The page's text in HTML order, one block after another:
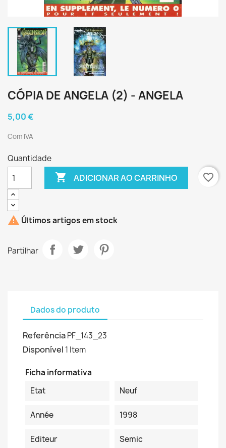
CÓPIA DE ANGELA (2) - ANGELA
5,00 €
Com IVA
Quantidade
 ADICIONAR AO CARRINHO favorite_border
 Últimos artigos em stock
Partilhar
Dados do produto
ReferênciaPF_143_23
Disponível 1 Item
Ficha informativa
Etat
Neuf
Année 1998
Editeur Semic